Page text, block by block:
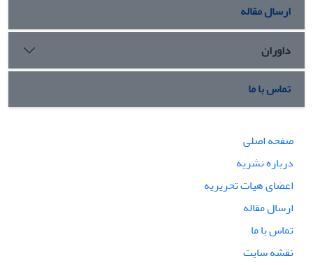
ارسال مقاله
داوران
تماس با ما
صفحه اصلی
درباره نشریه
اعضای هیات تحریریه
ارسال مقاله
تماس با ما
نقشه سایت